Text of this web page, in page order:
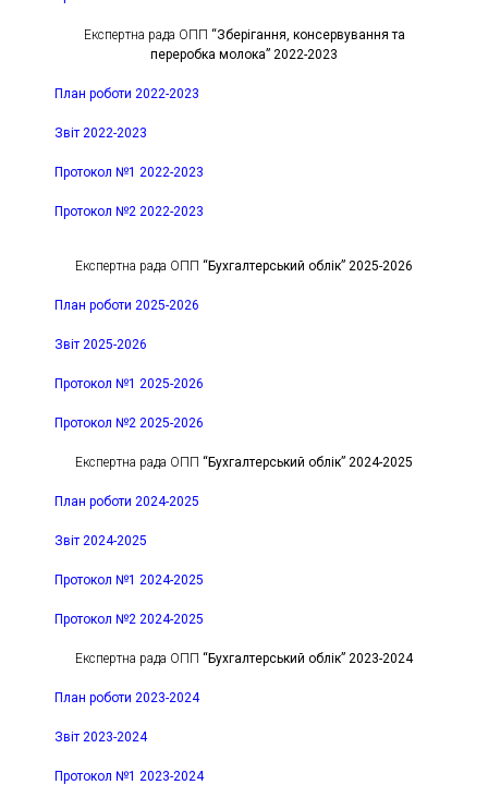
Експертна рада ОПП “Зберігання, консервування та
переробка молока” 2022-2023
План роботи 2022-2023
Звіт 2022-2023
Протокол №1 2022-2023
Протокол №2 2022-2023
Експертна рада ОПП “Бухгалтерський облік” 2025-2026
План роботи 2025-2026
Звіт 2025-2026
Протокол №1 2025-2026
Протокол №2 2025-2026
Експертна рада ОПП “Бухгалтерський облік” 2024-2025
План роботи 2024-2025
Звіт 2024-2025
Протокол №1 2024-2025
Протокол №2 2024-2025
Експертна рада ОПП “Бухгалтерський облік” 2023-2024
План роботи 2023-2024
Звіт 2023-2024
Протокол №1 2023-2024